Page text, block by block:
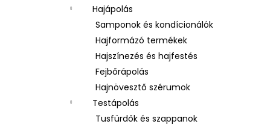
Hajápolás
Samponok és kondícionálók
Hajformázó termékek
Hajszínezés és hajfestés
Fejbőrápolás
Hajnövesztő szérumok
Testápolás
Tusfürdők és szappanok